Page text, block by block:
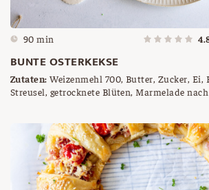
90 min
BUNTE OSTERKEKSE
Zutaten: Weizenmehl 700, Butter, Zucker, Ei,
Streusel, getrocknete Blüten, Marmelade